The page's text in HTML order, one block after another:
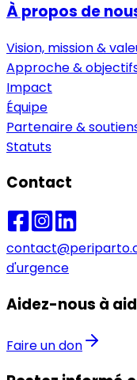
À propos de
Vision, mission &
Approche &
Impact
Équipe
Partenaire &
Statuts
Contact
d'urgence
Aidez-nous à
Faire un don